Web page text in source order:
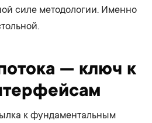
силе методологии. Именно
— ключ к
к фундаментальным